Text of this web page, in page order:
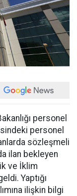
personel
personel
sözleşmeli
ilan bekleyen
ve İklim
Yaptığı
ilişkin bilgi